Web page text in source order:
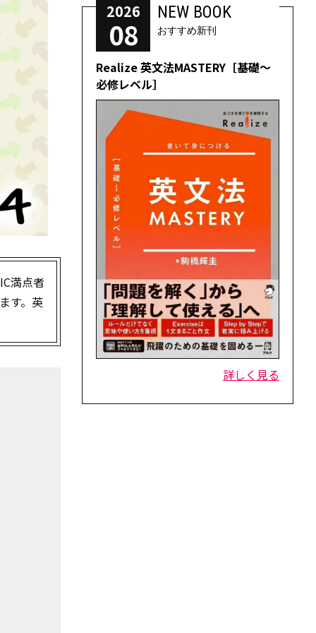
満点者
す。英
2026
08
NEW BOOK
おすすめ新刊
Realize 英文法MASTERY［基礎～
必修レベル］
詳しく見る